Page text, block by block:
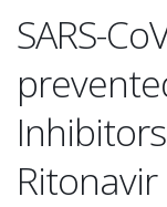
SARS-
Ritonavir